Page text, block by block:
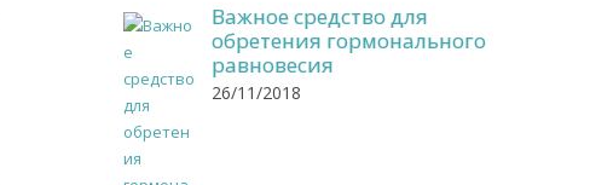
Важное средство для
обретения гормонального
равновесия
26/11/2018